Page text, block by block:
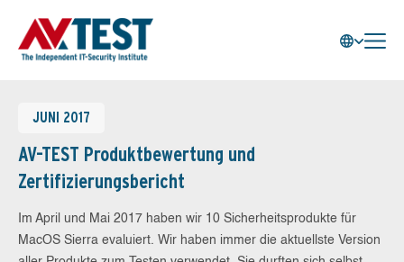
JUNI 2017
AV-TEST Produktbewertung und
Zertifizierungsbericht
Im April und Mai 2017 haben wir 10 Sicherheitsprodukte für
MacOS Sierra evaluiert. Wir haben immer die aktuellste Version